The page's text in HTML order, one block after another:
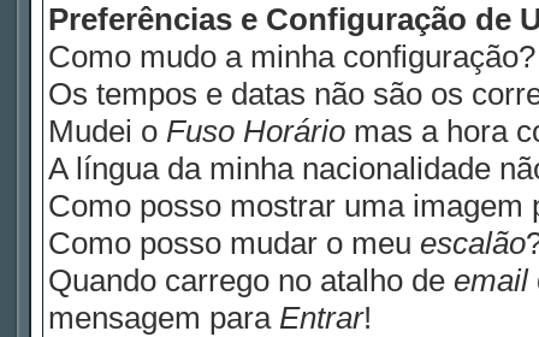
Preferências e Configuração de
Como mudo a minha configuração?
Os tempos e datas não são os
Mudei o Fuso Horário mas a hora
A língua da minha nacionalidade
Como posso mostrar uma
Como posso mudar o meu escalão
Quando carrego no atalho de email
mensagem para Entrar!